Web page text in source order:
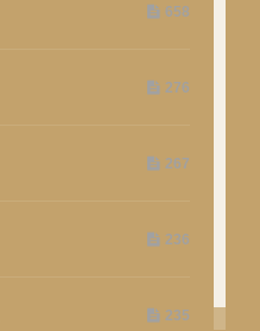
658
276
267
236
235